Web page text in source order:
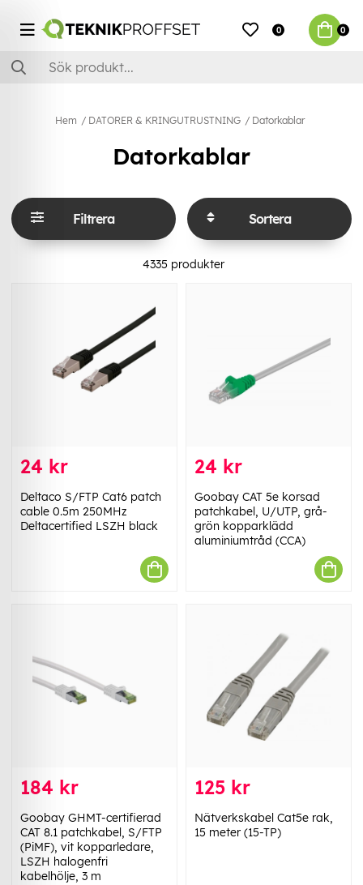
0 0
Hem DATORER & KRINGUTRUSTNING Datorkablar
Datorkablar
Filtrera Sortera
4335 produkter
24 kr
Deltaco S/FTP Cat6 patch
cable 0.5m 250MHz
Deltacertified LSZH black
24 kr
Goobay CAT 5e korsad
patchkabel, U/UTP, grå-
grön kopparklädd
aluminiumtråd (CCA)
184 kr
Goobay GHMT-certifierad
CAT 8.1 patchkabel, S/FTP
(PiMF), vit kopparledare,
LSZH halogenfri
kabelhölje, 3 m
125 kr
Nätverkskabel Cat5e rak,
15 meter (15-TP)